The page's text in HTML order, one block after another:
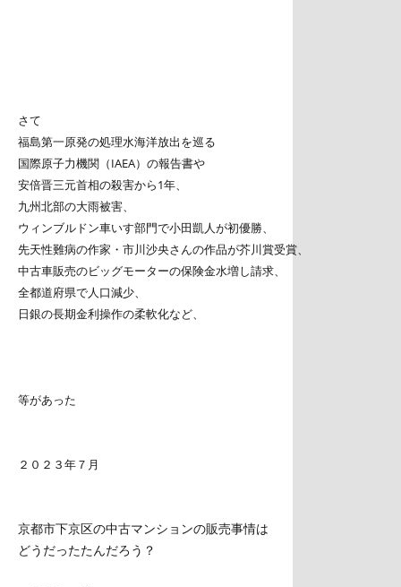
さて
福島第一原発の処理水海洋放出を巡る
国際原子力機関（IAEA）の報告書や
安倍晋三元首相の殺害から1年、
九州北部の大雨被害、
ウィンブルドン車いす部門で小田凱人が初優勝、
先天性難病の作家・市川沙央さんの作品が芥川賞受賞、
中古車販売のビッグモーターの保険金水増し請求、
全都道府県で人口減少、
日銀の長期金利操作の柔軟化など、
等があった
２０２３年７月
京都市下京区の中古マンションの販売事情は
どうだったたんだろう？